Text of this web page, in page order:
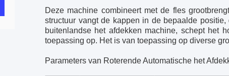
Deze machine combineert met de fles
structuur vangt de kappen in de bepaalde
buitenlandse het afdekken machine, schept het
toepassing op. Het is van toepassing op diverse
Parameters van Roterende Automatische het